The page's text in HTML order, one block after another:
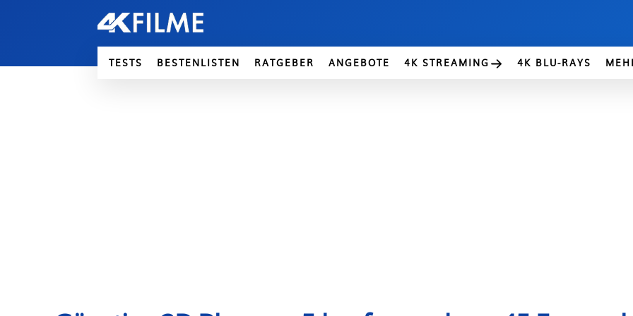
TESTS BESTENLISTEN RATGEBER ANGEBOTE 4K STREAMING 4K BLU-RAYS